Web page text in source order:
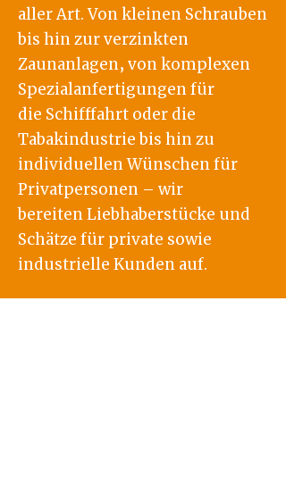
aller Art. Von kleinen Schrauben
bis hin zur verzinkten
Zaunanlagen, von komplexen
Spezialanfertigungen für
die Schifffahrt oder die
Tabakindustrie bis hin zu
individuellen Wünschen für
Privatpersonen – wir
bereiten Liebhaberstücke und
Schätze für private sowie
industrielle Kunden auf.